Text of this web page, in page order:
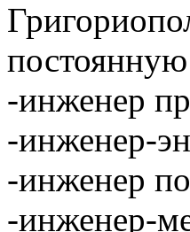
-инженер
-инженер-
-инженер
-инженер-